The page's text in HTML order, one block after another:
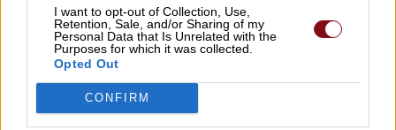
I want to opt-out of Collection, Use,
Retention, Sale, and/or Sharing of my
Personal Data that Is Unrelated with the
Purposes for which it was collected.
Opted Out
CONFIRM